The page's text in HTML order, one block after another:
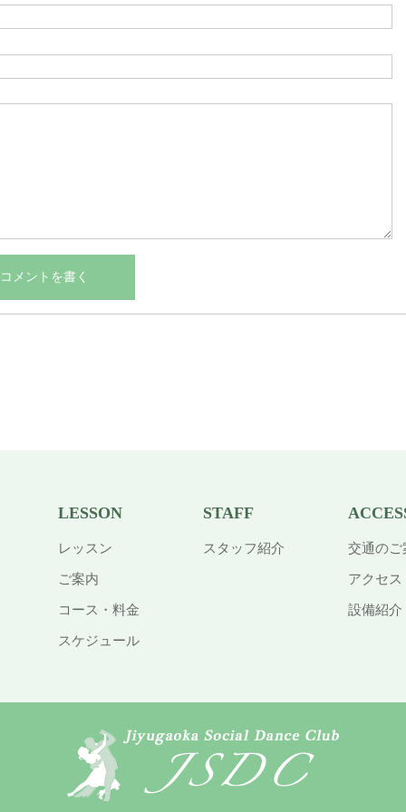
LESSON
レッスン
ご案内
コース・料金
スケジュール
STAFF
スタッフ紹介 交通のご
アクセス
設備紹介